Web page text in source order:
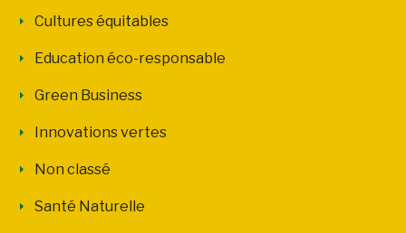
Cultures équitables
Education éco-responsable
Green Business
Innovations vertes
Non classé
Santé Naturelle